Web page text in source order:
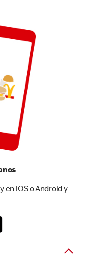
en iOS o Android y